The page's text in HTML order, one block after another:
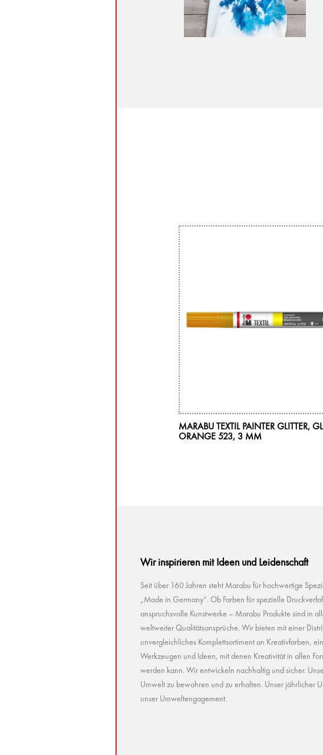
MARABU TEXTIL PAINTER GLITTER,
ORANGE 523, 3 MM
Wir inspirieren mit Ideen und Leidenschaft
Seit über 160 Jahren steht Marabu für hochwertige
„Made in Germany“. Ob Farben für spezielle
anspruchsvolle Kunstwerke – Marabu Produkte sind in
weltweiter Qualitätsansprüche. Wir bieten mit einer
unvergleichliches Komplettsortiment an Kreativfarben,
Werkzeugen und Ideen, mit denen Kreativität in allen
werden kann. Wir entwickeln nachhaltig und sicher.
Umwelt zu bewahren und zu erhalten. Unser jährlicher
unser Umweltengagement.